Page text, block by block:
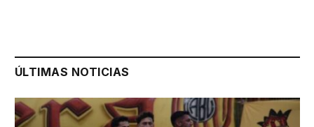
ÚLTIMAS NOTICIAS